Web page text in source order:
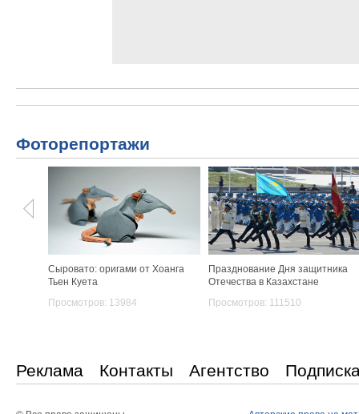
Фоторепортажи
Сыровато: оригами от Хоанга
Тьен Куета
Просмотров: 13984
Празднование Дня защитника
Отечества в Казахстане
Просмотров: 111510
Реклама Контакты Агентство